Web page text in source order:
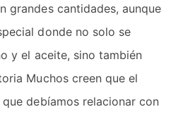
grandes cantidades, aunque
donde no solo se
y el aceite, sino también
Muchos creen que el
debíamos relacionar con